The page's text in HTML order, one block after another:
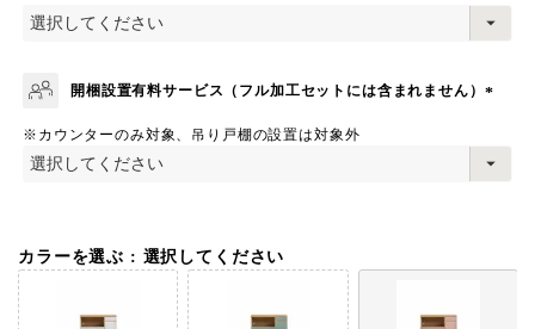
開梱設置有料サービス（フル加工セットには含まれません）
須
)
※カウンターのみ対象、吊り戸棚の設置は対象外
カラーを選ぶ 選択してください